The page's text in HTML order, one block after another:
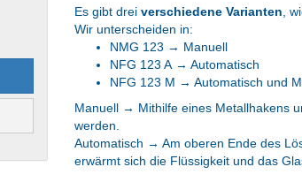
Es gibt drei verschiedene Varianten ,
Wir unterscheiden in:
NMG 123 → Manuell
NFG 123 A → Automatisch
NFG 123 M → Automatisch und
Manuell → Mithilfe eines Metallhakens
werden.
Automatisch → Am oberen Ende des
erwärmt sich die Flüssigkeit und das